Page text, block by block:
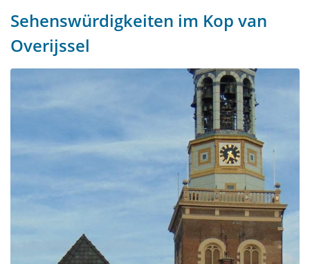
Sehenswürdigkeiten im Kop van
Overijssel